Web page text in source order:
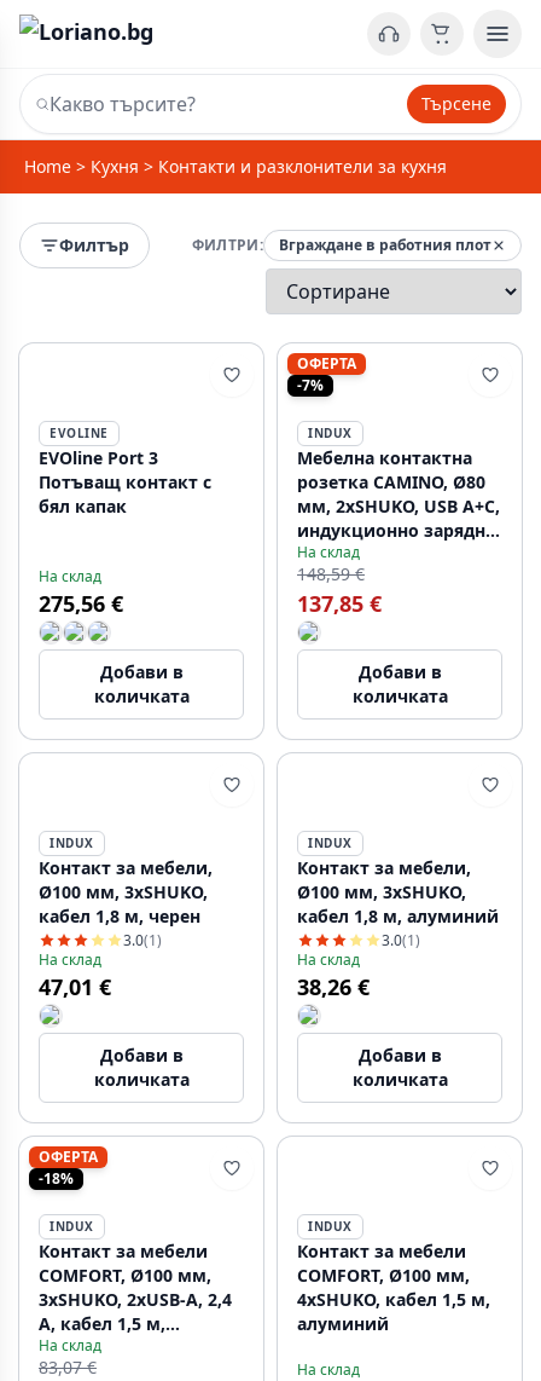
Търсене
Home > Кухня > Контакти и разклонители за кухня
Филтър ФИЛТРИ: Вграждане в работния плот
EVOLINE
EVOline Port 3
Потъващ контакт с
бял капак
На склад
275,56 €
Добави в
количката
ОФЕРТА
-7%
INDUX
Мебелна контактна
розетка CAMINO, Ø80
мм, 2xSHUKO, USB A+C,
индукционно зарядно
устройство 10 W,
кабел 1,5 м, черна
На склад
148,59 €
137,85 €
Добави в
количката
INDUX
Контакт за мебели,
Ø100 мм, 3xSHUKO,
кабел 1,8 м, черен
3.0(1)
На склад
47,01 €
Добави в
количката
INDUX
Контакт за мебели,
Ø100 мм, 3xSHUKO,
кабел 1,8 м, алуминий
3.0(1)
На склад
38,26 €
Добави в
количката
ОФЕРТА
-18%
INDUX
Контакт за мебели
COMFORT, Ø100 мм,
3xSHUKO, 2xUSB-A, 2,4
А, кабел 1,5 м,
алуминий
На склад
83,07 €
INDUX
Контакт за мебели
COMFORT, Ø100 мм,
4xSHUKO, кабел 1,5 м,
алуминий
На склад